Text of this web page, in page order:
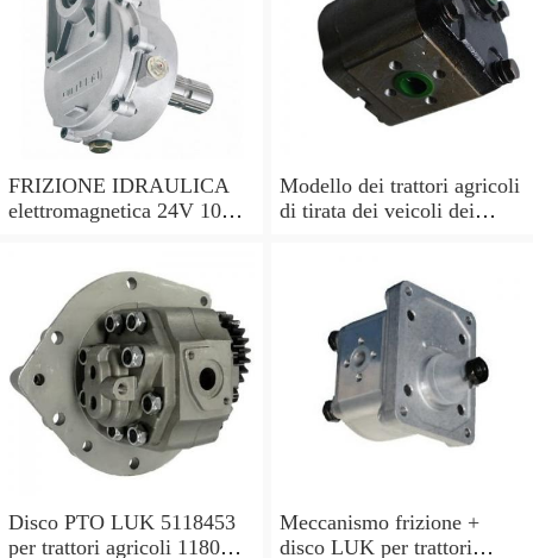
FRIZIONE IDRAULICA
elettromagnetica 24V 10
Modello dei trattori agricoli
di tirata dei veicoli dei
Disco PTO LUK 5118453
per trattori agricoli 1180
Meccanismo frizione +
disco LUK per trattori